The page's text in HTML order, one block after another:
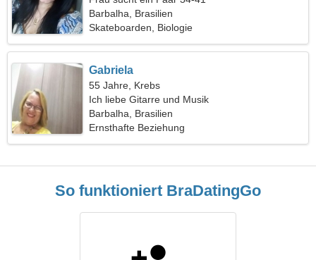
Barbalha, Brasilien
Skateboarden, Biologie
Gabriela
55 Jahre, Krebs
Ich liebe Gitarre und Musik
Barbalha, Brasilien
Ernsthafte Beziehung
So funktioniert BraDatingGo